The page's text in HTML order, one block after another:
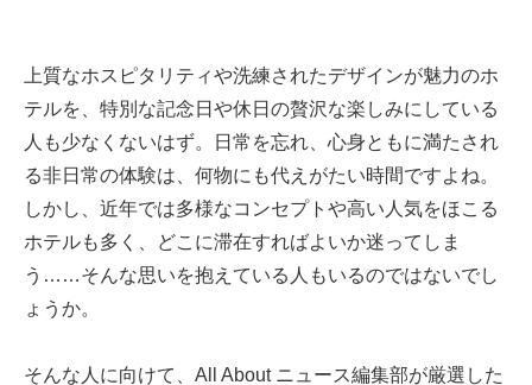
上質なホスピタリティや洗練されたデザインが魅力のホ
テルを、特別な記念日や休日の贅沢な楽しみにしている
人も少なくないはず。日常を忘れ、心身ともに満たされ
る非日常の体験は、何物にも代えがたい時間ですよね。
しかし、近年では多様なコンセプトや高い人気をほこる
ホテルも多く、どこに滞在すればよいか迷ってしま
う……そんな思いを抱えている人もいるのではないでし
ょうか。
そんな人に向けて、All About ニュース編集部が厳選した